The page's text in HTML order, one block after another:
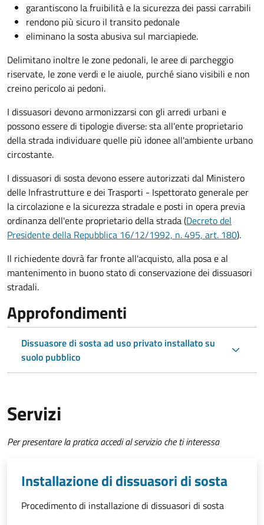
garantiscono la fruibilità e la sicurezza dei passi carrabili
rendono più sicuro il transito pedonale
eliminano la sosta abusiva sul marciapiede.
Delimitano inoltre le zone pedonali, le aree di parcheggio
riservate, le zone verdi e le aiuole, purché siano visibili e non
creino pericolo ai pedoni.
I dissuasori devono armonizzarsi con gli arredi urbani e
possono essere di tipologie diverse: sta all'ente proprietario
della strada individuare quelle più idonee all'ambiente urbano
circostante.
I dissuasori di sosta devono essere autorizzati dal Ministero
delle Infrastrutture e dei Trasporti - Ispettorato generale per
la circolazione e la sicurezza stradale e posti in opera previa
ordinanza dell'ente proprietario della strada (Decreto del
Presidente della Repubblica 16/12/1992, n. 495, art. 180).
Il richiedente dovrà far fronte all'acquisto, alla posa e al
mantenimento in buono stato di conservazionedei dissuasori
stradali.
Approfondimenti
Dissuasore di sosta ad uso privato installato su
suolo pubblico
Servizi
Per presentare la pratica accedi al servizio che ti interessa
Installazione di dissuasori di sosta
Procedimento di installazione di dissuasori di sosta